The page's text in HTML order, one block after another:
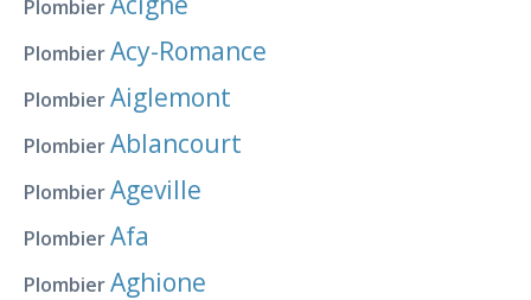
Plombier
PlombierAcy-Romance
PlombierAiglemont
PlombierAblancourt
PlombierAgeville
PlombierAfa
PlombierAghione